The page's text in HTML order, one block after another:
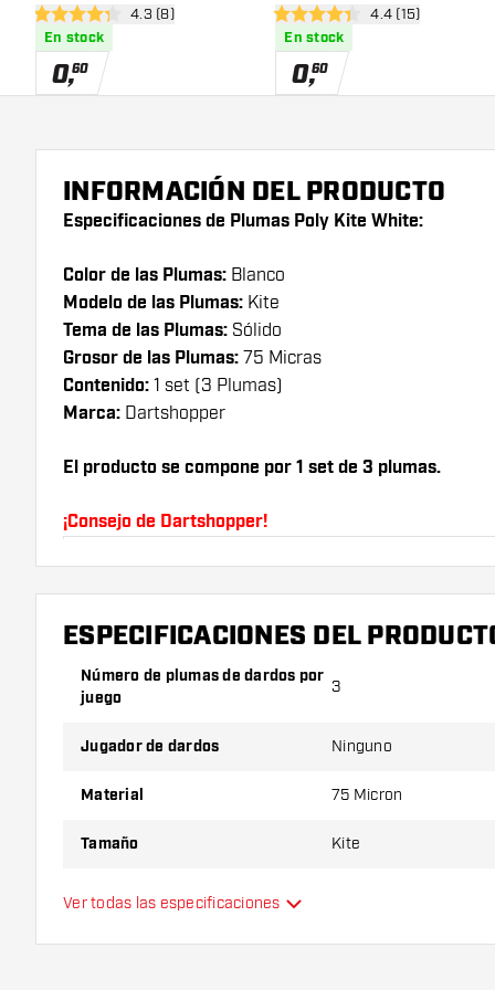
abrir panel de reseñas
4.3 estrellas de puntuación
4.3 (8)
En stock
0,60
abrir panel de
4.4 estrellas de puntuación
4.4 (15)
En stock
0,60
INFORMACIÓN DEL PRODUCTO
Especificaciones de Plumas Poly Kite White:
Color de las Plumas: Blanco
Modelo de las Plumas: Kite
Tema de las Plumas: Sólido
Grosor de las Plumas: 75 Micras
Contenido: 1 set (3 Plumas)
Marca: Dartshopper
El producto se compone por 1 set de 3 plumas.
¡Consejo de Dartshopper!
Asegúrate de tener suficientes plumas y cañas.
romperse con el uso.
descubrir qué variante es mejor para ti.
ESPECIFICACIONES DEL
Número de plumas de dardos por
juego
3
Jugador de dardos Ninguno
Material 75 Micron
Tamaño Kite
Flexibilidad
Ver todas las especificaciones